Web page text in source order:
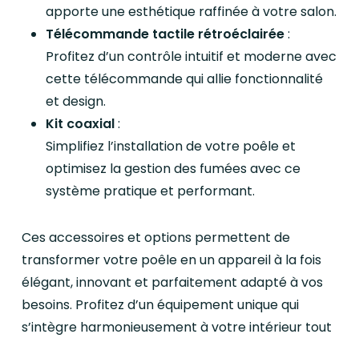
apporte une esthétique raffinée à votre salon.
Télécommande tactile rétroéclairée:
Profitez d’un contrôle intuitif et moderne avec
cette télécommande qui allie fonctionnalité
et design.
Kit coaxial:
Simplifiez l’installation de votre poêle et
optimisez la gestion des fumées avec ce
système pratique et performant.
Ces accessoires et options permettent de
transformer votre poêle en un appareil à la fois
élégant, innovant et parfaitement adapté à vos
besoins. Profitez d’un équipement unique qui
s’intègre harmonieusement à votre intérieur tout